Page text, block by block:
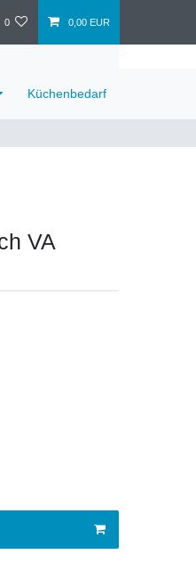
0 0,00 EUR
Küchenbedarf
VA